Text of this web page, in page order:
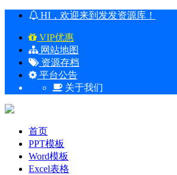
HI，欢迎来到发发资源库！
VIP优惠
网站地图
资源存档
平台公告
关于我们
首页
PPT模板
Word模板
Excel表格